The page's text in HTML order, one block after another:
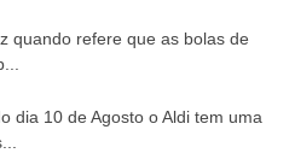
quando refere que as bolas de
dia 10 de Agosto o Aldi tem uma